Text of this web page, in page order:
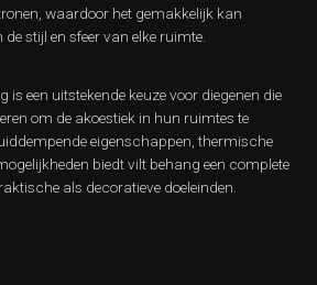
waardoor het gemakkelijk kan
stijl en sfeer van elke ruimte.
is een uitstekende keuze voor diegenen die
om de akoestiek in hun ruimtes te
eigenschappen, thermische
biedt vilt behang een complete
als decoratieve doeleinden.